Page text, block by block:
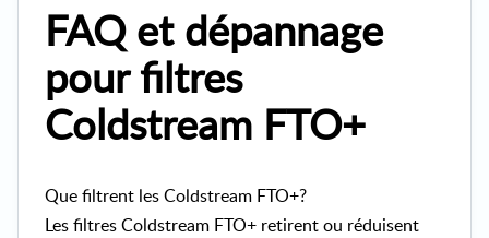
FAQ et dépannage
pour filtres
Coldstream FTO+
Que filtrent les Coldstream FTO+?
Les filtres Coldstream FTO+ retirent ou réduisent